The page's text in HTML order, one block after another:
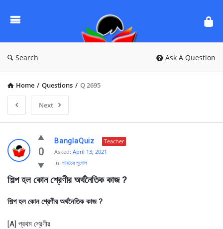
Questions
Search Ask A Question
Home / Questions / Q 2695
Next
Ask
Questions
BanglaQuiz
Latest
0
BanglaQuiz
Teacher
Asked: April 13, 2021
In: ভারতের ভূগোল
শিল্প হল কোন শ্রেণীর অর্থনৈতিক কাজ ?
শিল্প হল কোন শ্রেণীর অর্থনৈতিক কাজ ?
[A] প্রথম শ্রেণীর